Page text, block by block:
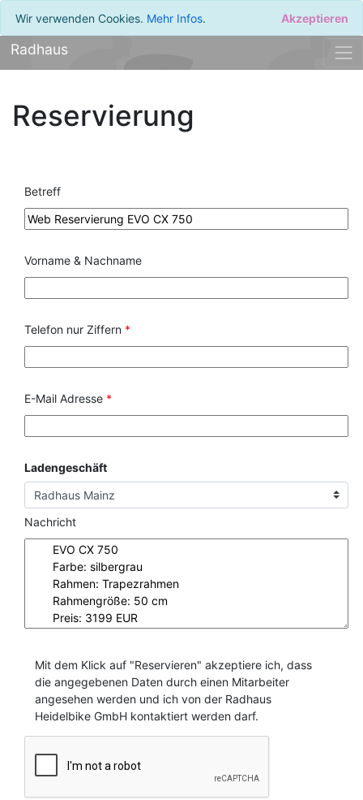
Wir verwenden Cookies. Mehr Infos. Akzeptieren
Radhaus
Reservierung
Betreff
Vorname & Nachname
Telefon nur Ziffern *
E-Mail Adresse *
Ladengeschäft
Nachricht
Mit dem Klick auf "Reservieren" akzeptiere ich, dass
die angegebenen Daten durch einen Mitarbeiter
angesehen werden und ich von der Radhaus
Heidelbike GmbH kontaktiert werden darf.